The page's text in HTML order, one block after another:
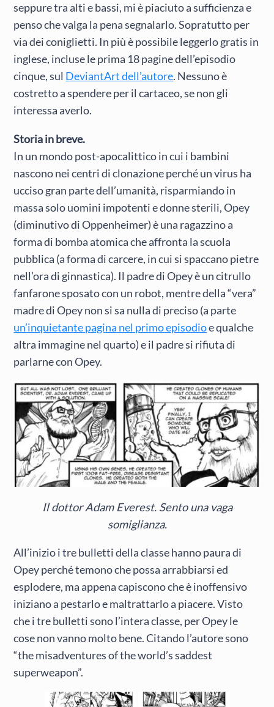
seppure tra alti e bassi, mi è piaciuto a sufficienza e
penso che valga la pena segnalarlo. Sopratutto per
via dei coniglietti. In più è possibile leggerlo gratis in
inglese, incluse le prima 18 pagine dell’episodio
cinque, sul DeviantArt dell’autore. Nessuno è
costretto a spendere per il cartaceo, se non gli
interessa averlo.
Storia in breve.
In un mondo post-apocalittico in cui i bambini
nascono nei centri di clonazione perché un virus ha
ucciso gran parte dell’umanità, risparmiando in
massa solo uomini impotenti e donne sterili, Opey
(diminutivo di Oppenheimer) è una ragazzino a
forma di bomba atomica che affronta la scuola
pubblica (a forma di carcere, in cui si spaccano pietre
nell’ora di ginnastica). Il padre di Opey è un citrullo
fanfarone sposato con un robot, mentre della “vera”
madre di Opey non si sa nulla di preciso (a parte
un’inquietante pagina nel primo episodioe qualche
altra immagine nel quarto) e il padre si rifiuta di
parlarne con Opey.
Il dottor Adam Everest. Sento una vaga
somiglianza.
All’inizio i tre bulletti della classe hanno paura di
Opey perché temono che possa arrabbiarsi ed
esplodere, ma appena capiscono che è inoffensivo
iniziano a pestarlo e maltrattarlo a piacere. Visto
che i tre bulletti sono l’intera classe, per Opey le
cose non vanno molto bene. Citando l’autore sono
“the misadventures of the world’s saddest
superweapon”.